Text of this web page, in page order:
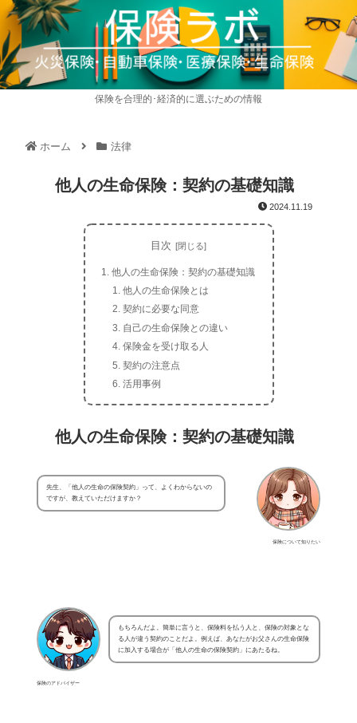
保険を合理的･経済的に選ぶための情報
ホーム 法律
他人の生命保険：契約の基礎知識
2024.11.19
目次
他人の生命保険：契約の基礎知識
他人の生命保険とは
契約に必要な同意
自己の生命保険との違い
保険金を受け取る人
契約の注意点
活用事例
他人の生命保険：契約の基礎知識
保険について知りたい
先生、「他人の生命の保険契約」って、よくわからないの
ですが、教えていただけますか？
保険のアドバイザー
もちろんだよ。簡単に言うと、保険料を払う人と、保険の対象とな
る人が違う契約のことだよ。例えば、あなたがお父さんの生命保険
に加入する場合が「他人の生命の保険契約」にあたるね。